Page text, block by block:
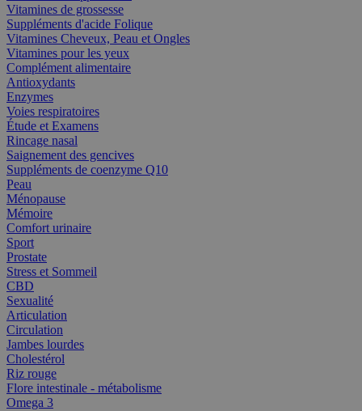
Vitamines de grossesse
Suppléments d'acide Folique
Vitamines Cheveux, Peau et Ongles
Vitamines pour les yeux
Complément alimentaire
Antioxydants
Enzymes
Voies respiratoires
Étude et Examens
Rincage nasal
Saignement des gencives
Suppléments de coenzyme Q10
Peau
Ménopause
Mémoire
Comfort urinaire
Sport
Prostate
Stress et Sommeil
CBD
Sexualité
Articulation
Circulation
Jambes lourdes
Cholestérol
Riz rouge
Flore intestinale - métabolisme
Omega 3